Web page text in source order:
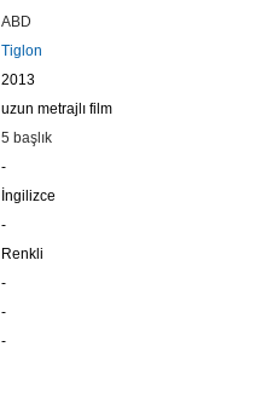
ABD
Tiglon
2013
uzun metrajlı film
5 başlık
-
İngilizce
-
Renkli
-
-
-